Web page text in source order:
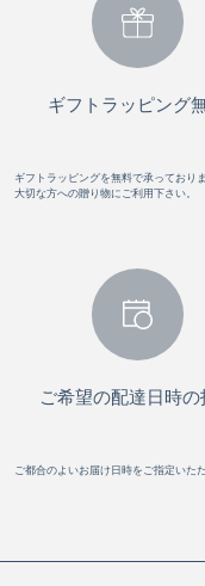
ギフトラッピング
ギフトラッピングを無料で承っておりま
大切な方への贈り物にご利用下さい。
ご希望の配達日時の
ご都合のよいお届け日時をご指定いただ